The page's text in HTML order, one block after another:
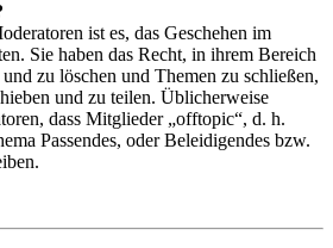
ist es, das Geschehen im
Sie haben das Recht, in ihrem Bereich
zu löschen und Themen zu schließen,
und zu teilen. Üblicherweise
dass Mitglieder „offtopic“, d. h.
Passendes, oder Beleidigendes bzw.